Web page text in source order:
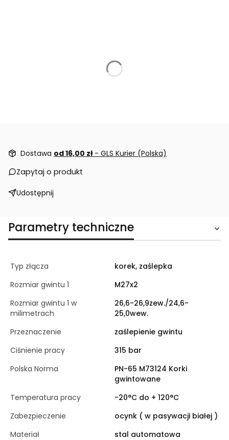
Dostawa od 16,00 zł - GLS Kurier (Polska)
Zapytaj o produkt
Udostępnij
Parametry techniczne
Typ złącza
korek, zaślepka
Rozmiar gwintu 1
M27x2
Rozmiar gwintu 1 w
milimetrach
26,6-26,9zew./24,6-
25,0wew.
Przeznaczenie
zaślepienie gwintu
Ciśnienie pracy
315 bar
Polska Norma
PN-65 M73124 Korki
gwintowane
Temperatura pracy
-20°C do + 120°C
Zabezpieczenie
ocynk ( w pasywacji białej )
Materiał
stal automatowa